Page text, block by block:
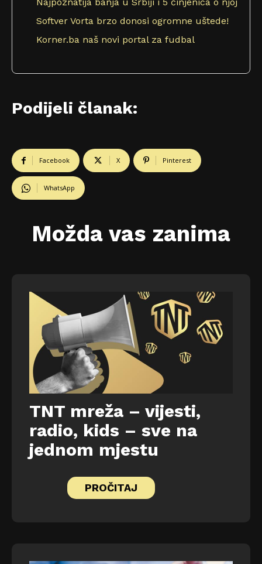
Softver Vorta brzo donosi ogromne uštede!
Korner.ba naš novi portal za fudbal
Podijeli članak:
Facebook X Pinterest
WhatsApp
Možda vas zanima
TNT mreža – vijesti,
radio, kids – sve na
jednom mjestu
PROČITAJ